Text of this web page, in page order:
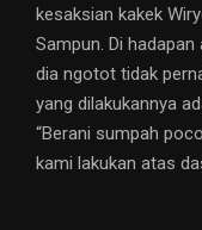
kesaksian kakek
Sampun. Di
dia ngotot tidak
yang dilakukannya
“Berani sumpah
kami lakukan atas